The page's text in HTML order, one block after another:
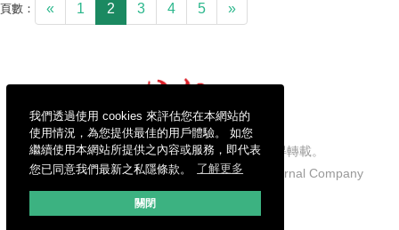
我們透過使用 cookies 來評估您在本網站的
使用情況，為您提供最佳的用戶體驗。 如您
繼續使用本網站所提供之內容或服務，即代表
您已同意我們最新之私隱條款。
了解更多
關閉
頁數： « 1 2 3 4 5 »
信報財經新聞有限公司版權所有，不得轉載。
Copyright © 2026 Hong Kong Economic Journal Company
Limited. All rights reserved.